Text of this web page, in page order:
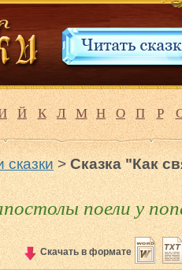
Й К Л М Н О П Р
сказки>Сказка "Как
поели у
Скачать в формате